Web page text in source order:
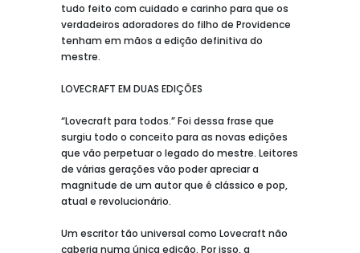
tudo feito com cuidado e carinho para que os
verdadeiros adoradores do filho de Providence
tenham em mãos a edição definitiva do
mestre.
LOVECRAFT EM DUAS EDIÇÕES
“Lovecraft para todos.” Foi dessa frase que
surgiu todo o conceito para as novas edições
que vão perpetuar o legado do mestre. Leitores
de várias gerações vão poder apreciar a
magnitude de um autor que é clássico e pop,
atual e revolucionário.
Um escritor tão universal como Lovecraft não
caberia numa única edição. Por isso, a